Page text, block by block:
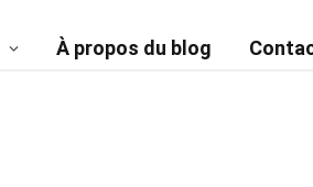
À propos du blog